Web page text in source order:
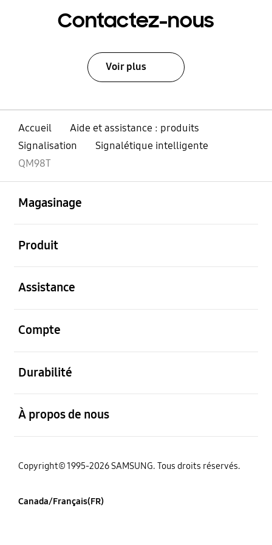
Contactez-nous
Voir plus
Accueil
Aide et assistance : produits
Signalisation
Signalétique intelligente
QM98T
Magasinage
Produit
Assistance
Compte
Durabilité
À propos de nous
Copyright© 1995-2026 SAMSUNG. Tous droits réservés.
Canada/Français(FR)